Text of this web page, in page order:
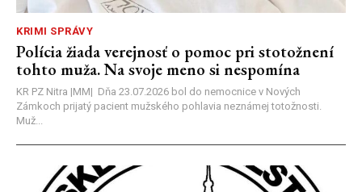
KRIMI SPRÁVY
Polícia žiada verejnosť o pomoc pri stotožnení
tohto muža. Na svoje meno si nespomína
KR PZ Nitra |MM| Dňa 23.07.2026 bol do nemocnice v Nových
Zámkoch prijatý pacient mužského pohlavia neznámej totožnosti.
Muž...